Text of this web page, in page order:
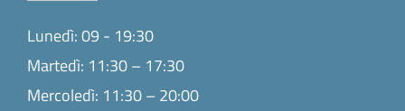
Lunedì: 09 - 19:30
Martedì: 11:30 – 17:30
Mercoledì: 11:30 – 20:00